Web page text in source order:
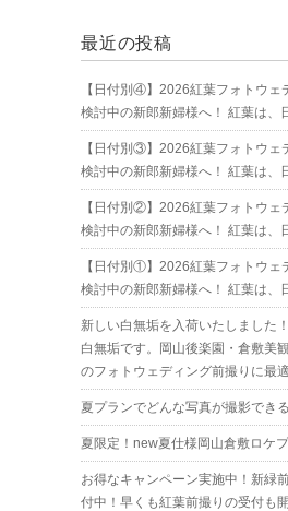
最近の投稿
【日付別④】2026紅葉フォトウェ
検討中の新郎新婦様へ！ 紅葉は、
【日付別③】2026紅葉フォトウェ
検討中の新郎新婦様へ！ 紅葉は、
【日付別②】2026紅葉フォトウェ
検討中の新郎新婦様へ！ 紅葉は、
【日付別①】2026紅葉フォトウェ
検討中の新郎新婦様へ！ 紅葉は、
新しい白無垢を入荷いたしました
白無垢です。岡山後楽園・倉敷美
のフォトウェディング前撮りに最適
夏プランでどんな写真が撮影でき
夏限定！new夏仕様岡山倉敷ロケプ
お得なキャンペーン実施中！新緑
付中！早くも紅葉前撮りの受付も